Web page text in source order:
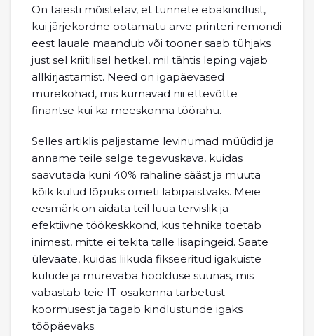
On täiesti mõistetav, et tunnete ebakindlust,
kui järjekordne ootamatu arve printeri remondi
eest lauale maandub või tooner saab tühjaks
just sel kriitilisel hetkel, mil tähtis leping vajab
allkirjastamist. Need on igapäevased
murekohad, mis kurnavad nii ettevõtte
finantse kui ka meeskonna töörahu.
Selles artiklis paljastame levinumad müüdid ja
anname teile selge tegevuskava, kuidas
saavutada kuni 40% rahaline sääst ja muuta
kõik kulud lõpuks ometi läbipaistvaks. Meie
eesmärk on aidata teil luua tervislik ja
efektiivne töökeskkond, kus tehnika toetab
inimest, mitte ei tekita talle lisapingeid. Saate
ülevaate, kuidas liikuda fikseeritud igakuiste
kulude ja murevaba hoolduse suunas, mis
vabastab teie IT-osakonna tarbetust
koormusest ja tagab kindlustunde igaks
tööpäevaks.